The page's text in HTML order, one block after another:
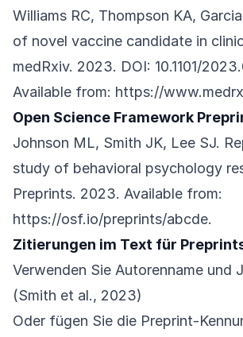
Williams RC, Thompson KA,
of novel vaccine candidate in
medRxiv. 2023. DOI: 10.1101/
Available from: https://
Open Science Framework
Johnson ML, Smith JK, Lee SJ.
study of behavioral psychology
Preprints. 2023. Available from:
https://osf.io/preprints/abcde.
Zitierungen im Text für
Verwenden Sie Autorenname und
(Smith et al., 2023)
Oder fügen Sie die Preprint-